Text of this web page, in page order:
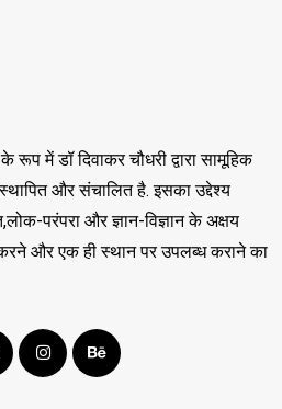
रूप में डॉ दिवाकर चौधरी द्वारा सामूहिक
और संचालित है. इसका उद्देश्य
परंपरा और ज्ञान-विज्ञान के अक्षय
और एक ही स्थान पर उपलब्ध कराने का